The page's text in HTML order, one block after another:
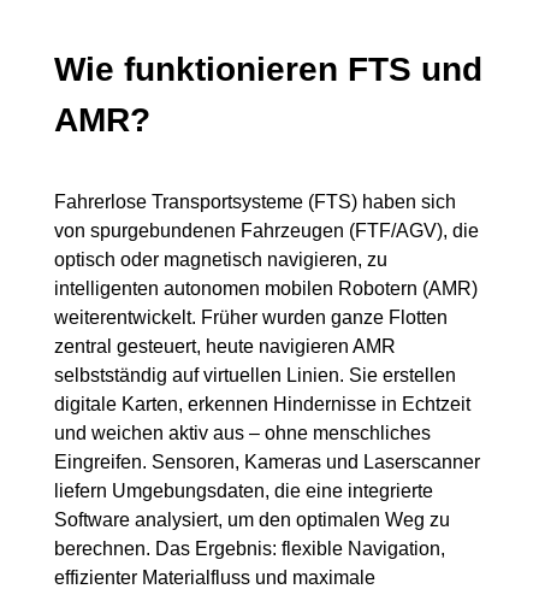
Wie funktionieren FTS und
AMR?
Fahrerlose Transportsysteme (FTS) haben sich
von spurgebundenen Fahrzeugen (FTF/AGV), die
optisch oder magnetisch navigieren, zu
intelligenten autonomen mobilen Robotern (AMR)
weiterentwickelt. Früher wurden ganze Flotten
zentral gesteuert, heute navigieren AMR
selbstständig auf virtuellen Linien. Sie erstellen
digitale Karten, erkennen Hindernisse in Echtzeit
und weichen aktiv aus – ohne menschliches
Eingreifen. Sensoren, Kameras und Laserscanner
liefern Umgebungsdaten, die eine integrierte
Software analysiert, um den optimalen Weg zu
berechnen. Das Ergebnis: flexible Navigation,
effizienter Materialfluss und maximale